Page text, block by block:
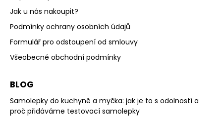
Jak u nás nakoupit?
Podmínky ochrany osobních údajů
Formulář pro odstoupení od smlouvy
Všeobecné obchodní podmínky
BLOG
Samolepky do kuchyně a myčka: jak je to s odolností a
proč přidáváme testovací samolepky